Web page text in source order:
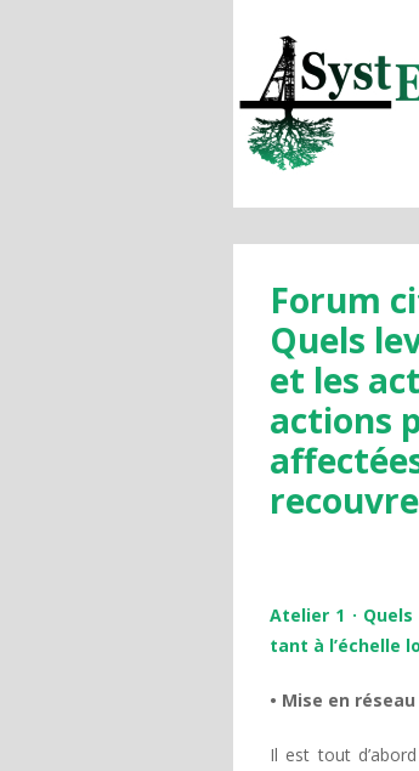
Forum
Quels
et les
actions
Atelier 1 ·
tant à l’échelle
• Mise en
Il est tout